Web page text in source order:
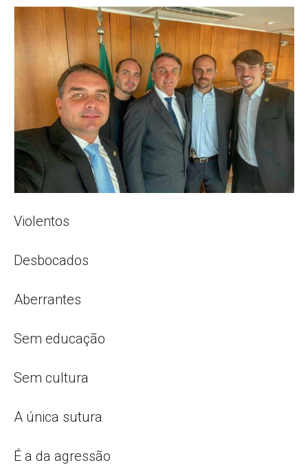
Popular
–
AL
Violentos
Desbocados
Aberrantes
Sem educação
Sem cultura
A única sutura
É a da agressão